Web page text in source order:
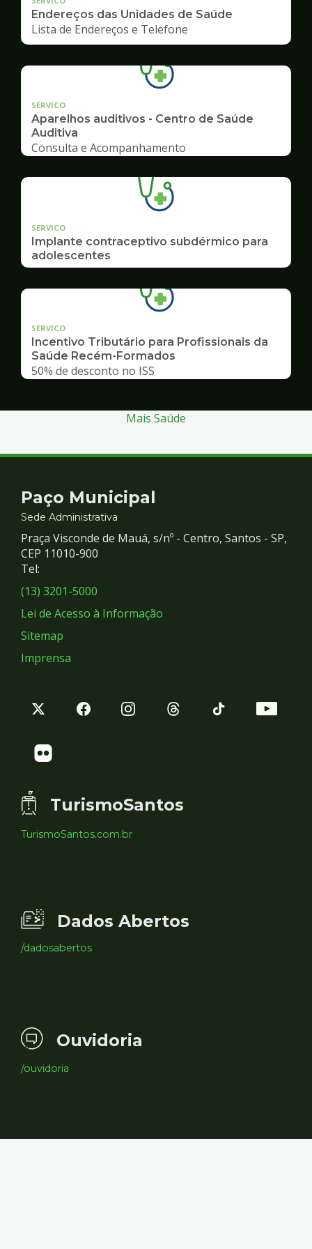
Endereços das Unidades de Saúde
Lista de Endereços e Telefone
SERVICO
Aparelhos auditivos - Centro de Saúde
Auditiva
Consulta e Acompanhamento
SERVICO
Implante contraceptivo subdérmico para
adolescentes
SERVICO
Incentivo Tributário para Profissionais da
Saúde Recém-Formados
50% de desconto no ISS
Mais Saúde
Contato
e
Redes
Sociais
Paço Municipal
Sede Administrativa
Praça Visconde de Mauá, s/nº - Centro, Santos - SP,
CEP 11010-900
Tel:
(13) 3201-5000
Lei de Acesso à Informação
Sitemap
Imprensa
TurismoSantos
TurismoSantos.com.br
Dados Abertos
/dadosabertos
Ouvidoria
/ouvidoria